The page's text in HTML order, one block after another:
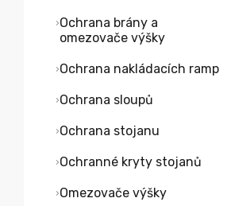
Ochrana brány a
omezovače výšky
Ochrana nakládacích ramp
Ochrana sloupů
Ochrana stojanu
Ochranné kryty stojanů
Omezovače výšky